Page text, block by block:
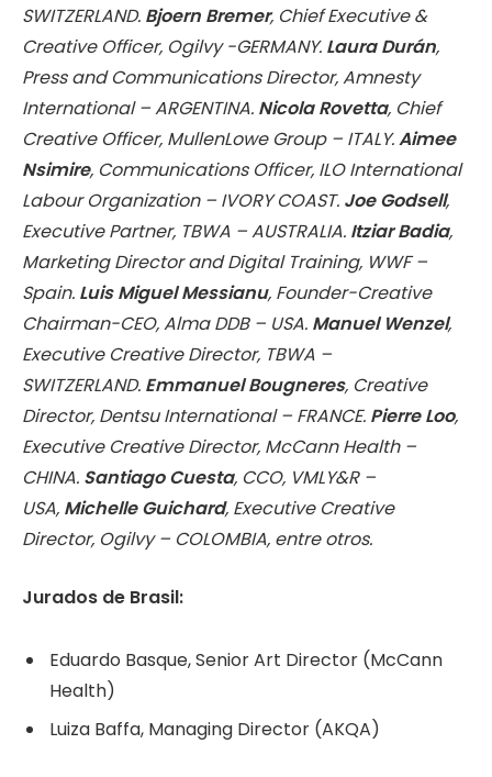
SWITZERLAND. Bjoern Bremer, Chief Executive &
Creative Officer, Ogilvy -GERMANY. Laura Durán,
Press and Communications Director, Amnesty
International – ARGENTINA. Nicola Rovetta, Chief
Creative Officer, MullenLowe Group – ITALY.Aimee
Nsimire, Communications Officer, ILO International
Labour Organization – IVORY COAST. Joe Godsell,
Executive Partner, TBWA – AUSTRALIA. Itziar Badia,
Marketing Director and Digital Training, WWF –
Spain. Luis Miguel Messianu, Founder-Creative
Chairman-CEO, Alma DDB – USA. Manuel Wenzel,
Executive Creative Director, TBWA –
SWITZERLAND. Emmanuel Bougneres, Creative
Director, Dentsu International – FRANCE. Pierre Loo,
Executive Creative Director, McCann Health –
CHINA. Santiago Cuesta, CCO, VMLY&R –
USA, Michelle Guichard, Executive Creative
Director, Ogilvy – COLOMBIA, entre otros.
Jurados de Brasil:
Eduardo Basque, Senior Art Director (McCann
Health)
Luiza Baffa, Managing Director (AKQA)